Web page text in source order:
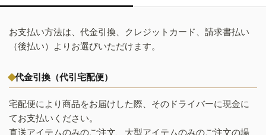
お支払い方法は、代金引換、クレジットカード、請求書払い
（後払い）よりお選びいただけます。
代金引換（代引宅配便）
宅配便により商品をお届けした際、そのドライバーに現金に
てお支払いください。
直送アイテムのみのご注文、大型アイテムのみのご注文の場